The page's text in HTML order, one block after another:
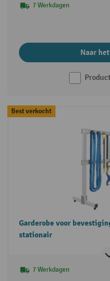
7 Werkdagen
Naar
Best verkocht
Garderobe voor
stationair
7 Werkdagen